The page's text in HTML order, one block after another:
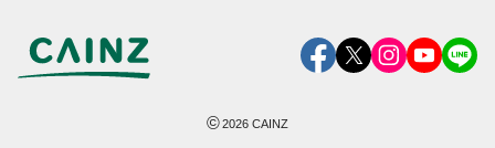
©2026 CAINZ